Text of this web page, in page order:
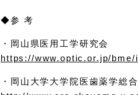
◆参 考
・岡山県医用工学研究会
https://www.optic.or.jp/bme/
・岡山大学大学院医歯薬学総